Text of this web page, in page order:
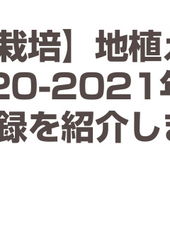
培】地
2021
を紹介し